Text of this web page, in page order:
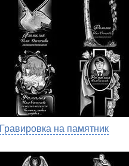
Гравировка на памятник